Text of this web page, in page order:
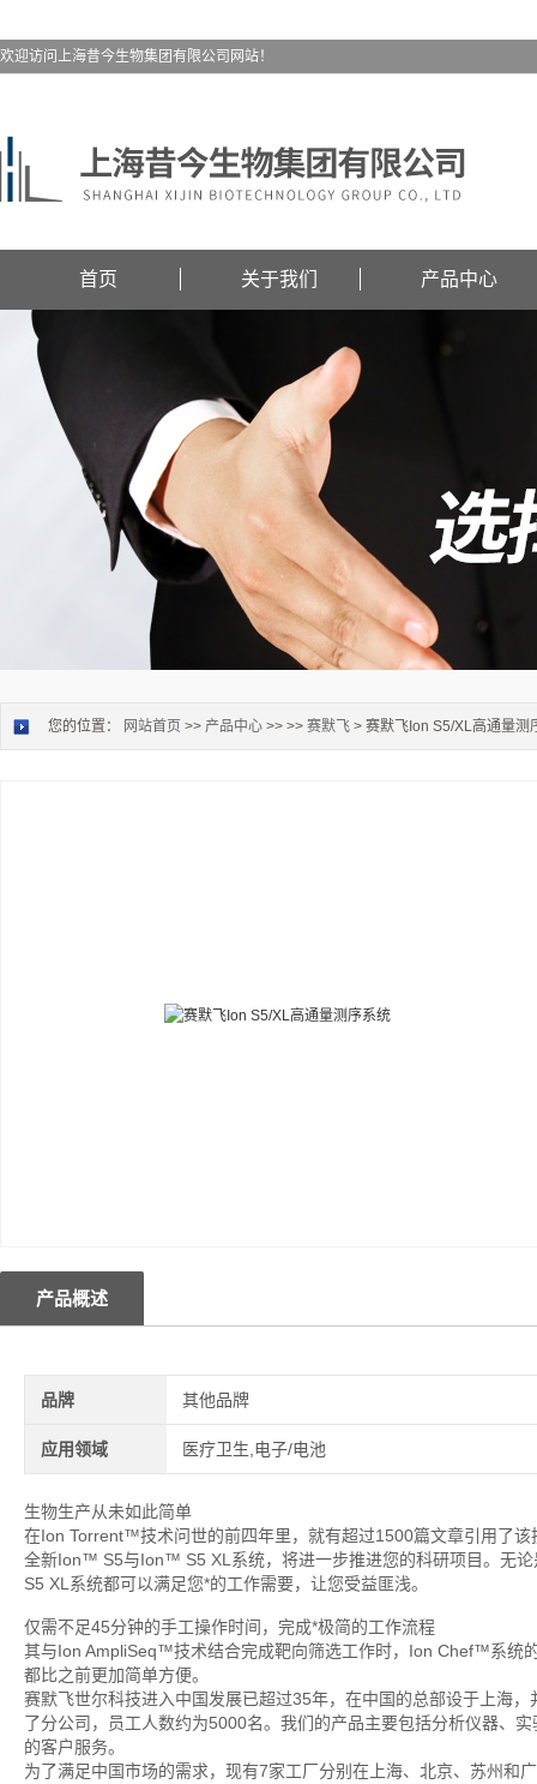
欢迎访问上海昔今生物集团有限公司网站！
首页 关于我们 产品中心
您的位置： 网站首页 >> 产品中心 >> >> 赛默飞 > 赛默飞Ion S5/XL高通量测
产品概述
品牌 其他品牌
应用领域 医疗卫生,电子/电池
生物生产从未如此简单
在Ion Torrent™技术问世的前四年里，就有超过1500篇文章引用了
全新Ion™ S5与Ion™ S5 XL系统，将进一步推进您的科研项目。无
S5 XL系统都可以满足您*的工作需要，让您受益匪浅。
仅需不足45分钟的手工操作时间，完成*极简的工作流程
其与Ion AmpliSeq™技术结合完成靶向筛选工作时，Ion Chef™系统
都比之前更加简单方便。
赛默飞世尔科技进入中国发展已超过35年，在中国的总部设于上海
了分公司，员工人数约为5000名。我们的产品主要包括分析仪器、
的客户服务。
为了满足中国市场的需求，现有7家工厂分别在上海、北京、苏州和